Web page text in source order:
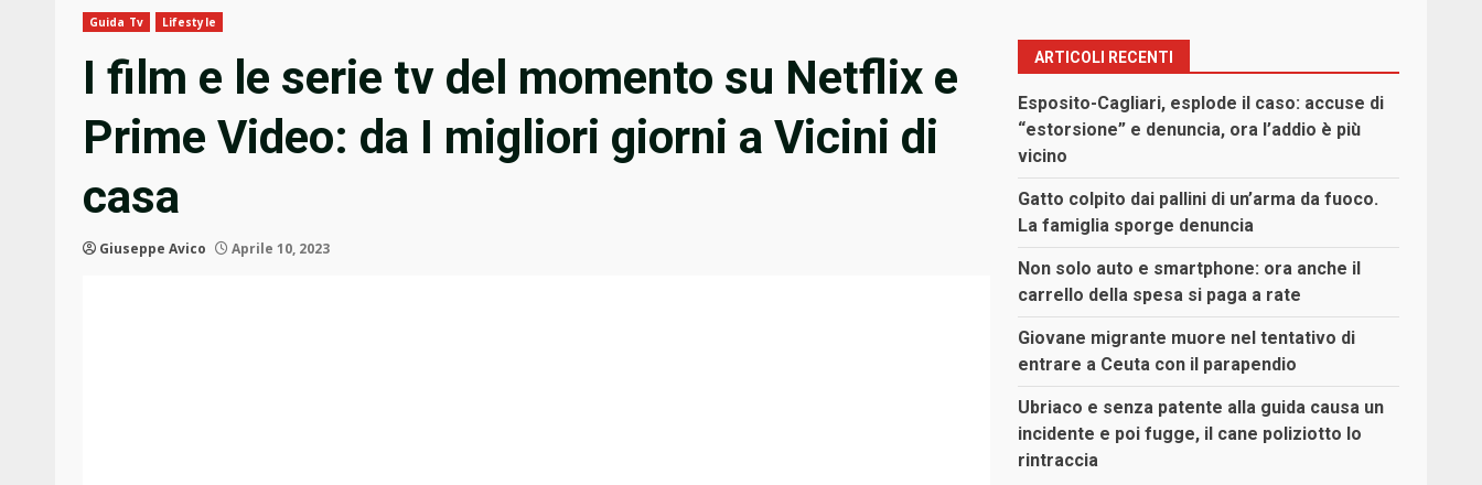
Guida Tv Lifestyle
I film e le serie tv del momento su Netflix e
Prime Video: da I migliori giorni a Vicini di
casa
Giuseppe Avico Aprile 10, 2023
ARTICOLI RECENTI
Esposito-Cagliari, esplode il caso: accuse di
“estorsione” e denuncia, ora l’addio è più
vicino
Gatto colpito dai pallini di un’arma da fuoco.
La famiglia sporge denuncia
Non solo auto e smartphone: ora anche il
carrello della spesa si paga a rate
Giovane migrante muore nel tentativo di
entrare a Ceuta con il parapendio
Ubriaco e senza patente alla guida causa un
incidente e poi fugge, il cane poliziotto lo
rintraccia